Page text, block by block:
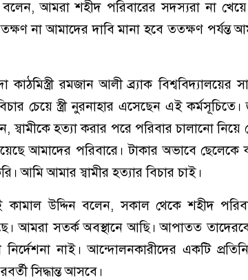
আমরা শহীদ পরিবারের সদস্যরা না
না আমাদের দাবি মানা হবে ততক্ষণ
রমজান আলী ব্র্যাক বিশ্ববিদ্যালয়ের
চেয়ে স্ত্রী নুরনাহার এসেছেন এই
স্বামীকে হত্যা করার পরে পরিবার চালানো
আমাদের পরিবারে। টাকার অভাবে ছেলেকে
আমি আমার স্বামীর হত্যার বিচার চাই।
উদ্দিন বলেন, সকাল থেকে শহীদ
আমরা সতর্ক অবস্থানে আছি। আপাতত
নাই। আন্দোলনকারীদের একটি
সিদ্ধান্ত আসবে।